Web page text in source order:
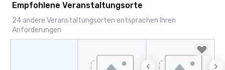
Empfohlene Veranstaltungsorte
24 andere Veranstaltungsorten entsprachen Ihren
Anforderungen